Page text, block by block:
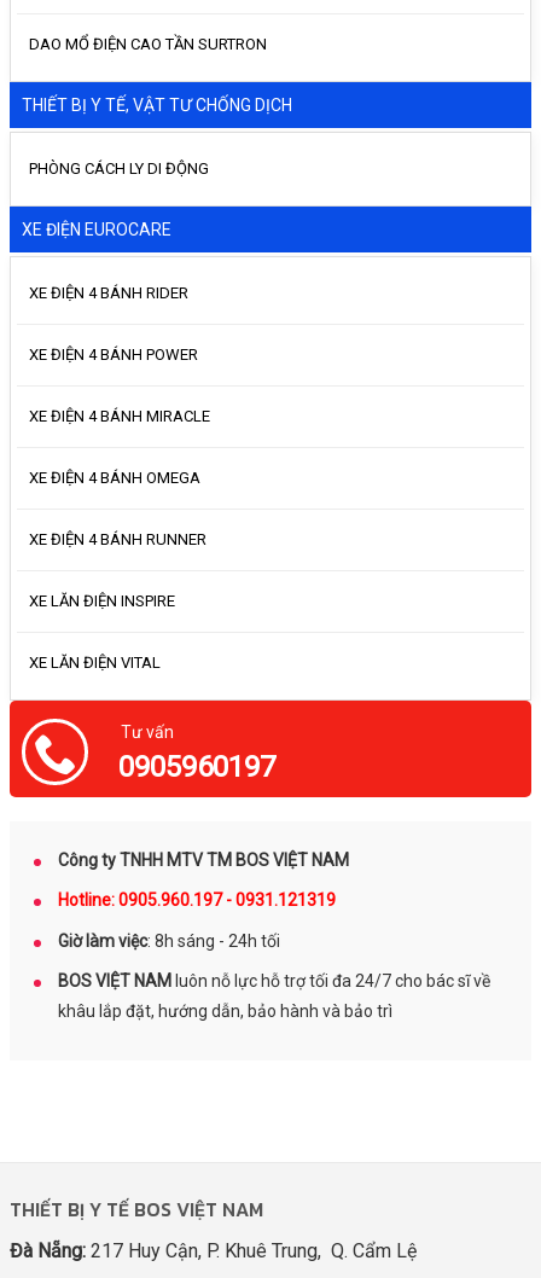
DAO MỔ ĐIỆN CAO TẦN SURTRON
THIẾT BỊ Y TẾ, VẬT TƯ CHỐNG DỊCH
PHÒNG CÁCH LY DI ĐỘNG
XE ĐIỆN EUROCARE
XE ĐIỆN 4 BÁNH RIDER
XE ĐIỆN 4 BÁNH POWER
XE ĐIỆN 4 BÁNH MIRACLE
XE ĐIỆN 4 BÁNH OMEGA
XE ĐIỆN 4 BÁNH RUNNER
XE LĂN ĐIỆN INSPIRE
XE LĂN ĐIỆN VITAL
Tư vấn
0905960197
Công ty TNHH MTV TM BOS VIỆT NAM
Hotline: 0905.960.197 - 0931.121319
Giờ làm việc: 8h sáng - 24h tối
BOS VIỆT NAM luôn nỗ lực hỗ trợ tối đa 24/7 cho bác sĩ về
khâu lắp đặt, hướng dẫn, bảo hành và bảo trì
THIẾT BỊ Y TẾ BOS VIỆT NAM
Đà Nẵng: 217 Huy Cận, P. Khuê Trung, Q. Cẩm Lệ